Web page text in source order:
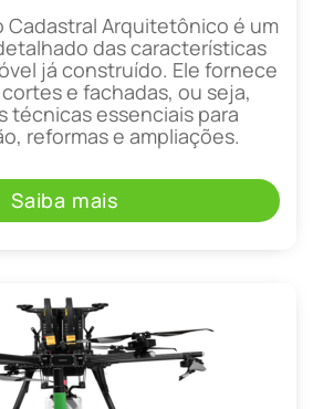
Cadastral Arquitetônico é um
das características
já construído. Ele fornece
e fachadas, ou seja,
técnicas essenciais para
reformas e ampliações.
Saiba mais